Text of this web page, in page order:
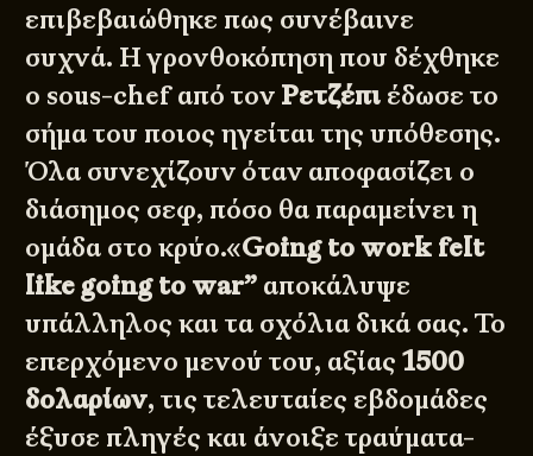
επιβεβαιώθηκε πως συνέβαινε
συχνά. Η γρονθοκόπηση που δέχθηκε
ο sous-chef από τον Ρετζέπι έδωσε το
σήμα του ποιος ηγείται της υπόθεσης.
Όλα συνεχίζουν όταν αποφασίζει ο
διάσημος σεφ, πόσο θα παραμείνει η
ομάδα στο κρύο.«Going to work felt
likegoing to war” αποκάλυψε
υπάλληλος και τα σχόλια δικά σας. Το
επερχόμενο μενού του, αξίας1500
δολαρίων, τις τελευταίες εβδομάδες
έξυσε πληγές και άνοιξε τραύματα-